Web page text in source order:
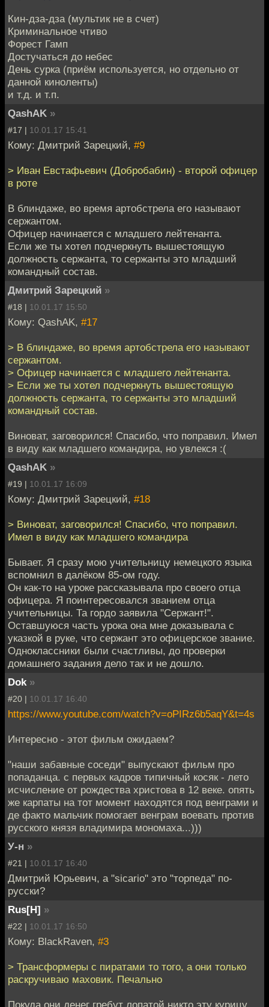
Кин-дза-дза (мультик не в счет)
Криминальное чтиво
Форест Гамп
Достучаться до небес
День сурка (приём используется, но отдельно от
данной киноленты)
и т.д. и т.п.
QashAK »
#17 | 10.01.17 15:41
Кому: Дмитрий Зарецкий, #9
> Иван Евстафьевич (Добробабин) - второй офицер
в роте
В блиндаже, во время артобстрела его называют
сержантом.
Офицер начинается с младшего лейтенанта.
Если же ты хотел подчеркнуть вышестоящую
должность сержанта, то сержанты это младший
командный состав.
Дмитрий Зарецкий »
#18 | 10.01.17 15:50
Кому: QashAK, #17
> В блиндаже, во время артобстрела его называют
сержантом.
> Офицер начинается с младшего лейтенанта.
> Если же ты хотел подчеркнуть вышестоящую
должность сержанта, то сержанты это младший
командный состав.
Виноват, заговорился! Спасибо, что поправил. Имел
в виду как младшего командира, но увлекся :(
QashAK »
#19 | 10.01.17 16:09
Кому: Дмитрий Зарецкий, #18
> Виноват, заговорился! Спасибо, что поправил.
Имел в виду как младшего командира
Бывает. Я сразу мою учительницу немецкого языка
вспомнил в далёком 85-ом году.
Он как-то на уроке рассказывала про своего отца
офицера. Я поинтересовался званием отца
учительницы. Та гордо заявила "Сержант!".
Оставшуюся часть урока она мне доказывала с
указкой в руке, что сержант это офицерское звание.
Одноклассники были счастливы, до проверки
домашнего задания дело так и не дошло.
Dok »
#20 | 10.01.17 16:40
https://www.youtube.com/watch?v=oPIRz6b5aqY&t=4s
Интересно - этот фильм ожидаем?
"наши забавные соседи" выпускают фильм про
попаданца. с первых кадров типичный косяк - лето
исчисление от рождества христова в 12 веке. опять
же карпаты на тот момент находятся под венграми и
де факто мальчик помогает венграм воевать против
русского князя владимира мономаха...)))
У-н »
#21 | 10.01.17 16:40
Дмитрий Юрьевич, а "sicario" это "торпеда" по-
русски?
Rus[H] »
#22 | 10.01.17 16:50
Кому: BlackRaven, #3
> Трансформеры с пиратами то того, а они только
раскручиваю маховик. Печально
Покуда они денег гребут лопатой никто эту курицу,